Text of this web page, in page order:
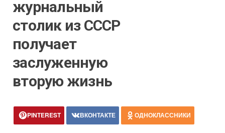
журнальный
столик из СССР
получает
заслуженную
вторую жизнь
PINTEREST ВКОНТАКТЕ ОДНОКЛАССНИКИ